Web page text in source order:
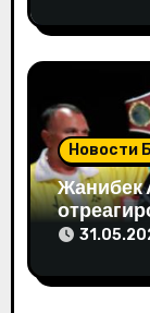
Новости
Жанибек
мира